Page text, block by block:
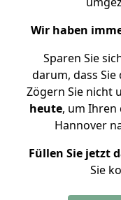
Wir haben
Sparen Sie
darum, dass
Zögern Sie nicht
heute, um Ihren
Hannover
Füllen Sie jetzt
Sie